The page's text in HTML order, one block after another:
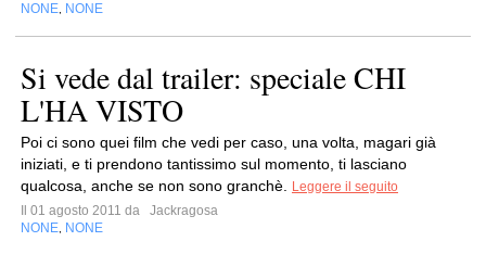
NONE NONE
Si vede dal trailer: speciale CHI
L'HA VISTO
Poi ci sono quei film che vedi per caso, una volta, magari già
iniziati, e ti prendono tantissimo sul momento, ti lasciano
qualcosa, anche se non sono granchè.
Leggere il seguito
Il 01 agosto 2011 da
Jackragosa
NONE NONE